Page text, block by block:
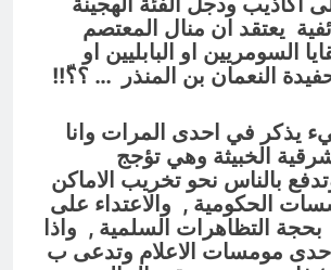
يعتقد ان منال المعتصم
السومريين او البابليين او
النعمان بن المنذر … ؟؟ّ!!
يذكر في احدى المرات وانا
الخبيثة وهي تؤجج
بالناس نحو تخريب الاماكن
الحكومية , والاعتداء على
بحجة التظاهرات السلمية , واذا
مومسات الاعلام وتدعى ب